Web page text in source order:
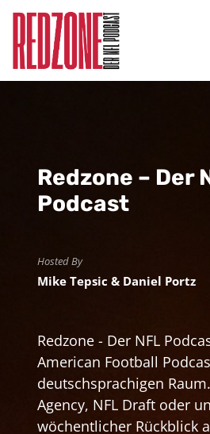
Redzone – Der
Podcast
Hosted By
Mike Tepsic & Daniel Portz
Redzone - Der NFL
American Football
deutschsprachigen
Agency, NFL Draft oder
wöchentlicher Rückblick